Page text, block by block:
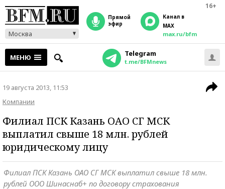
16+
Москва
прямой
эфир
Канал в
MAX
max.ru/bfm
МЕНЮ Telegram
t.me/BFMnews
19 августа 2013, 11:53
Компании
Филиал ПСК Казань ОАО СГ МСК
выплатил свыше 18 млн. рублей
юридическому лицу
Филиал ПСК Казань ОАО СГ МСК выплатил свыше 18 млн.
рублей ООО Шинаснаб+ по договору страхования